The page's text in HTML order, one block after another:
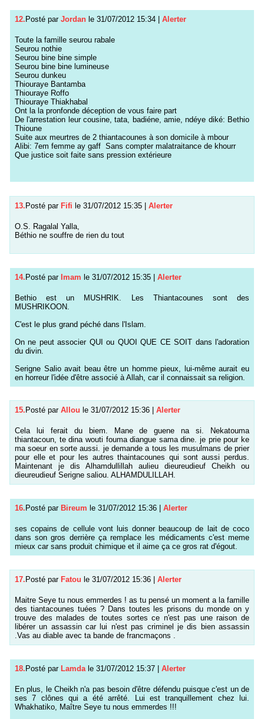
12. Posté par Jordan le 31/07/2012 15:34 Alerter
Toute la famille seurou rabale
Seurou nothie
Seurou bine bine simple
Seurou bine bine lumineuse
Seurou dunkeu
Thiouraye Bantamba
Thiouraye Roffo
Thiouraye Thiakhabal
Ont la la pronfonde déception de vous faire part
De l'arrestation leur cousine, tata, badiéne, amie, ndéye diké: Bethio
Thioune
Suite aux meurtres de 2 thiantacounes à son domicile à mbour
Alibi: 7em femme ay gaff Sans compter malatraitance de khourr
Que justice soit faite sans pression extérieure
13. Posté par Fifi le 31/07/2012 15:35 Alerter
O.S. Ragalal Yalla,
Béthio ne souffre de rien du tout
14.Posté par Imam le 31/07/2012 15:35 | Alerter
Bethio est un MUSHRIK. Les Thiantacounes sont des
MUSHRIKOON.
C'est le plus grand péché dans l'Islam.
On ne peut associer QUI ou QUOI QUE CE SOIT dans l'adoration
du divin.
Serigne Salio avait beau être un homme pieux, lui-même aurait eu
en horreur l'idée d'être associé à Allah, car il connaissait sa religion.
15. Posté par Allou le 31/07/2012 15:36 Alerter
Cela lui ferait du biem. Mane de guene na si. Nekatouma
thiantacoun, te dina wouti fouma diangue sama dine. je prie pour ke
ma soeur en sorte aussi. je demande a tous les musulmans de prier
pour elle et pour les autres thaintacounes qui sont aussi perdus.
Maintenant je dis Alhamdullillah aulieu dieureudieuf Cheikh ou
dieureudieuf Serigne saliou. ALHAMDULILLAH.
16. Posté par Bireum le 31/07/2012 15:36 Alerter
ses copains de cellule vont luis donner beaucoup de lait de coco
dans son gros derrière ça remplace les médicaments c'est meme
mieux car sans produit chimique et il aime ça ce gros rat d'égout.
17. Posté par Fatou le 31/07/2012 15:36 Alerter
Maitre Seye tu nous emmerdes ! as tu pensé un moment a la famille
des tiantacounes tuées ? Dans toutes les prisons du monde on y
trouve des malades de toutes sortes ce n'est pas une raison de
libérer un assassin car lui n'est pas criminel je dis bien assassin
.Vas au diable avec ta bande de francmaçons .
18.Posté par Lamda le 31/07/2012 15:37 | Alerter
En plus, le Cheikh n'a pas besoin d'être défendu puisque c'est un de
ses 7 clônes qui a été arrêté. Lui est tranquillement chez lui.
Whakhatiko, Maître Seye tu nous emmerdes !!!